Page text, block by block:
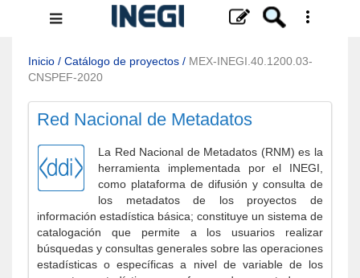
Menú
navegación
Inicio / Catálogo de proyectos / MEX-INEGI.40.1200.03-
CNSPEF-2020
Red Nacional de Metadatos
La Red Nacional de Metadatos (RNM) es la
herramienta implementada por el INEGI,
como plataforma de difusión y consulta de
los metadatos de los proyectos de
información estadística básica; constituye un sistema de
catalogación que permite a los usuarios realizar
búsquedas y consultas generales sobre las operaciones
estadísticas o específicas a nivel de variable de los